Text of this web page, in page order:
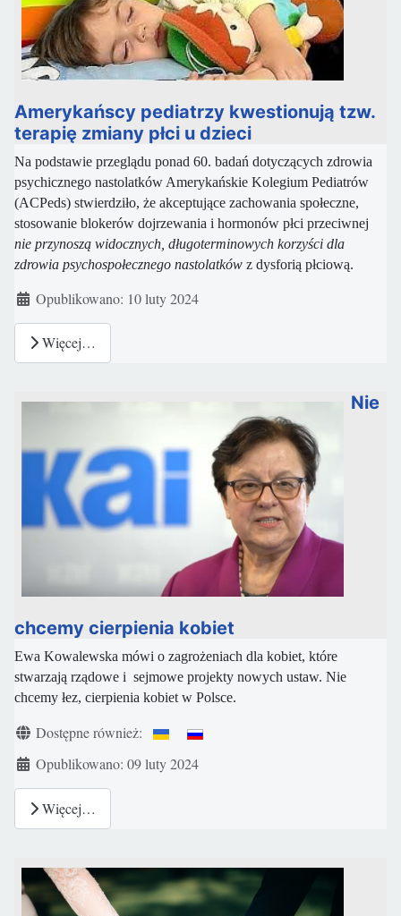
Amerykańscy pediatrzy kwestionują tzw.
terapię zmiany płci u dzieci
Na podstawie przeglądu ponad 60. badań dotyczących zdrowia
psychicznego nastolatków Amerykańskie Kolegium Pediatrów
(ACPeds) stwierdziło, że akceptujące zachowania społeczne,
stosowanie blokerów dojrzewania i hormonów płci przeciwnej
nie przynoszą widocznych, długoterminowych korzyści dla
zdrowia psychospołecznego nastolatków z dysforią płciową.
Szczegóły
Opublikowano: 10 luty 2024
Więcej…
Nie
chcemy cierpienia kobiet
Ewa Kowalewska mówi o zagrożeniach dla kobiet, które
stwarzają rządowe i sejmowe projekty nowych ustaw. Nie
chcemy łez, cierpienia kobiet w Polsce.
Szczegóły
Dostępne również:
Opublikowano: 09 luty 2024
Więcej…